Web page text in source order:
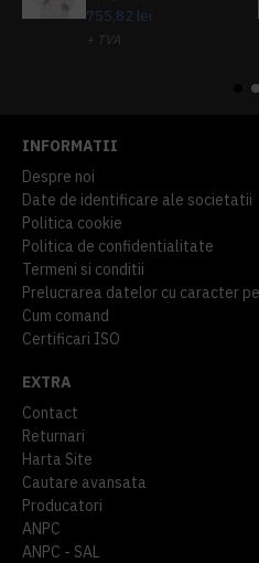
755,82 lei
+ TVA
INFORMATII
Despre noi
Date de identificare ale societatii
Politica cookie
Politica de confidentialitate
Termeni si conditii
Prelucrarea datelor cu caracter
Cum comand
Certificari ISO
EXTRA
Contact
Returnari
Harta Site
Cautare avansata
Producatori
ANPC
ANPC - SAL